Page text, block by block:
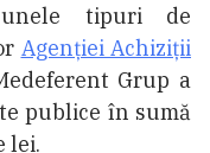
tipuri de
Agenției Achiziții
Grup a
publice în sumă
lei.